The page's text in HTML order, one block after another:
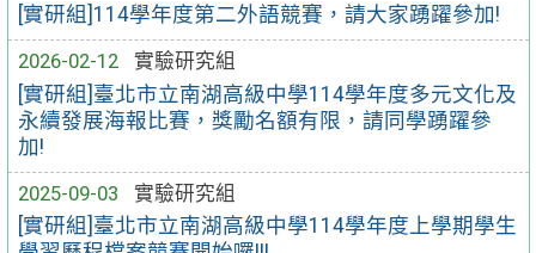
[實研組]114學年度第二外語競賽，請大家踴躍參加!
2026-02-12
實驗研究組
[實研組]臺北市立南湖高級中學114學年度多元文化及
永續發展海報比賽，獎勵名額有限，請同學踴躍參
加!
2025-09-03
實驗研究組
[實研組]臺北市立南湖高級中學114學年度上學期學生